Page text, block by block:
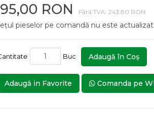
RON Fără TVA: 243,80 RON
pieselor pe comandă nu este actualizat
Buc Adaugă în Coş
Adaugă in Favorite Comanda pe